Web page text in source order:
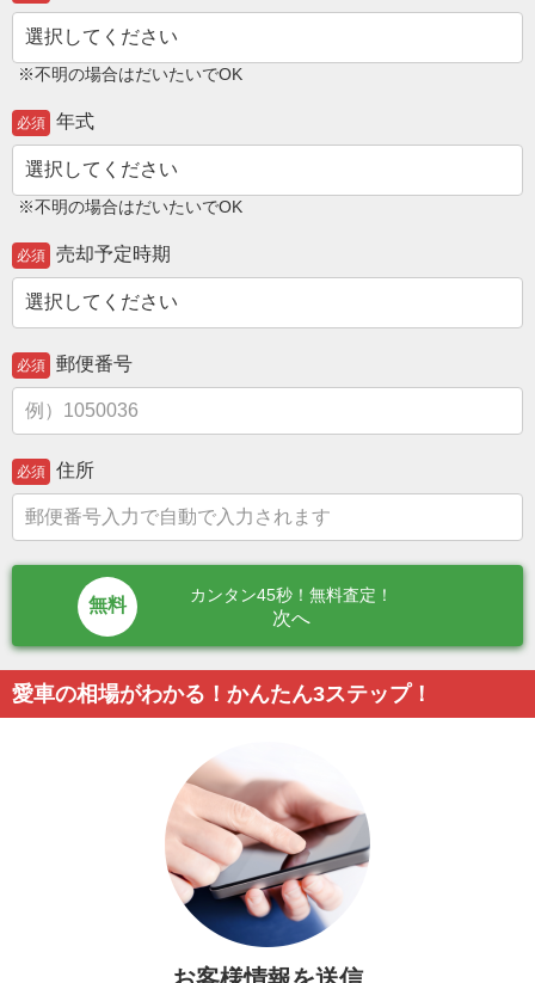
※不明の場合はだいたいでOK
必須 年式
※不明の場合はだいたいでOK
必須 売却予定時期
必須 郵便番号
必須 住所
カンタン45秒！無料査定！
次へ
愛車の相場がわかる！かんたん3ステップ！